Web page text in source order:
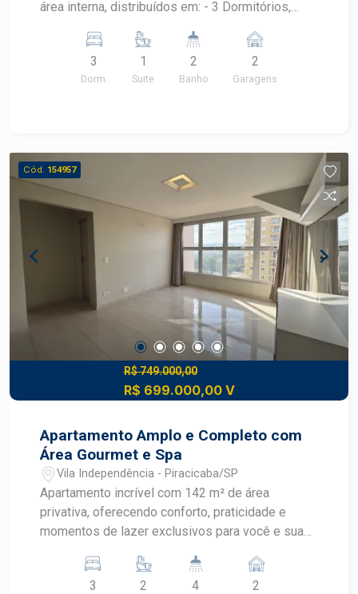
área interna, distribuídos em: - 3 Dormitórios,
Sacada: - Elevador Amenidades do Prédio: -
Rooftop: espaço de lazer com vista incrível para
a cidade, perfeito para relaxar e socializar
a principais vias da cidade
3
Dorm.
1
Suite
2
Banho
2
Garagens
Cód. 154957
R$ 749.000,00
R$ 699.000,00 V
Apartamento Amplo e Completo com
Área Gourmet e Spa
Vila Independência - Piracicaba/SP
Apartamento incrível com 142 m² de área
privativa, oferecendo conforto, praticidade e
momentos de lazer exclusivos para você e sua
espaçosos com armários planejados, sendo 2
suítes - Vista livre e ambientes bem iluminados -
3 2 4 2